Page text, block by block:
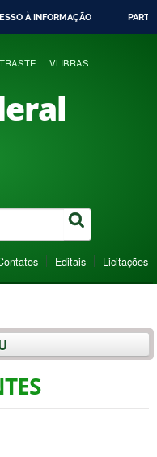
À INFORMAÇÃO
VLIBRAS
Editais Licitações